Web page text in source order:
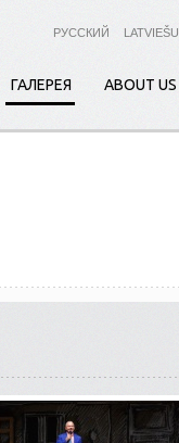
ГАЛЕРЕЯ ABOUT US
РУССКИЙ LATVIEŠU